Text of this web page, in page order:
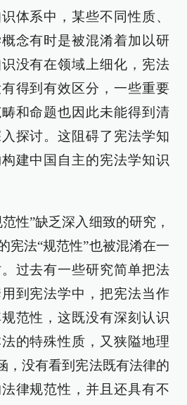
体系中，某些不同性质、
念有时是被混淆着加以研
没有在领域上细化，宪法
得到有效区分，一些重要
和命题也因此未能得到清
探讨。这阻碍了宪法学知
建中国自主的宪法学知识
性”缺乏深入细致的研究，
宪法“规范性”也被混淆在一
过去有一些研究简单把法
到宪法学中，把宪法当作
范性，这既没有深刻认识
的特殊性质，又狭隘地理
，没有看到宪法既有法律的
律规范性，并且还具有不